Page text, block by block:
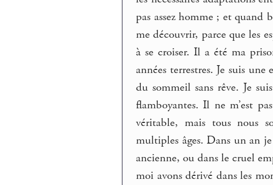
pas assez homme ; et quand
me découvrir, parce que les
à se croiser. Il a été ma
années terrestres. Je suis
du sommeil sans rêve. Je
flamboyantes. Il ne m’est
véritable, mais tous nous
multiples âges. Dans un an
ancienne, ou dans le cruel
moi avons dérivé dans les